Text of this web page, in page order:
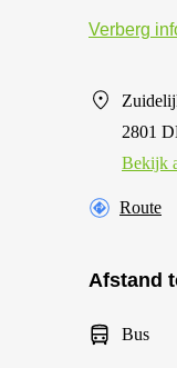
Verberg
2801
Bekijk
Route
Afstand
Bus